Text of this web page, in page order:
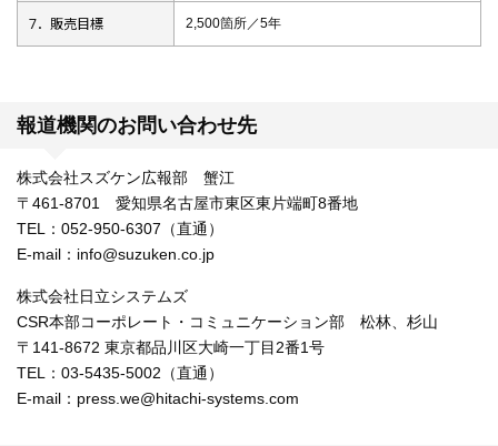
7．販売目標 2,500箇所／5年
報道機関のお問い合わせ先
株式会社スズケン広報部 蟹江
〒461-8701 愛知県名古屋市東区東片端町8番地
TEL：052-950-6307（直通）
E-mail：info@suzuken.co.jp
株式会社日立システムズ
CSR本部コーポレート・コミュニケーション部 松林、杉山
〒141-8672 東京都品川区大崎一丁目2番1号
TEL：03-5435-5002（直通）
E-mail：press.we@hitachi-systems.com